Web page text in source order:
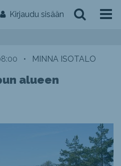
Kirjaudu sisään
• MINNA ISOTALO
alueen